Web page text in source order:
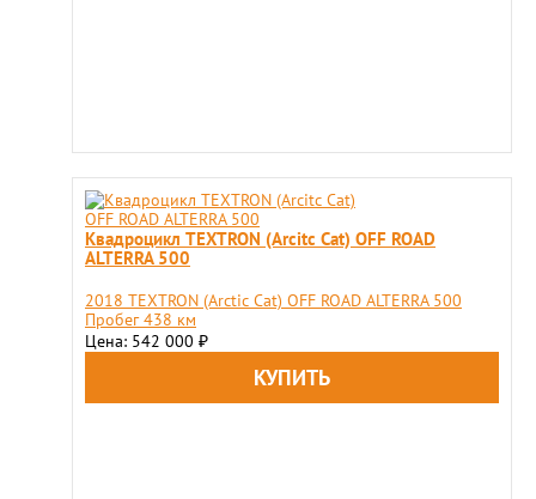
Квадроцикл TEXTRON (Arcitc Cat) OFF ROAD
ALTERRA 500
2018 TEXTRON (Arctic Cat) OFF ROAD ALTERRA 500
Пробег 438 км
Цена: 542 000 ₽